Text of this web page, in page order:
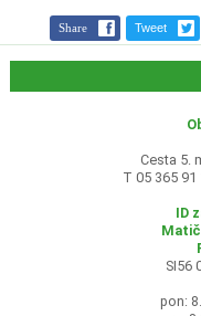
Share Tweet
Cesta 5.
T 05 365 91
ID
SI56
pon: